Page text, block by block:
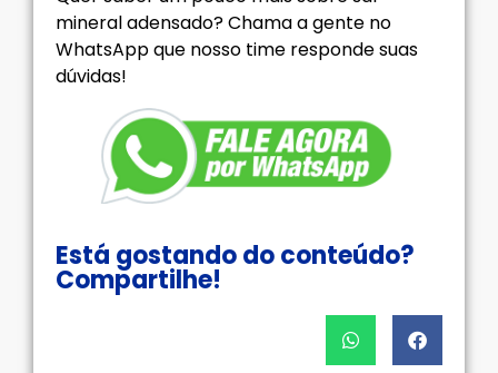
mineral adensado? Chama a gente no
WhatsApp que nosso time responde suas
dúvidas!
Está gostando do conteúdo?
Compartilhe!